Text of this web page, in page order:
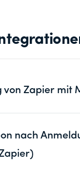
von Zapier mit
nach